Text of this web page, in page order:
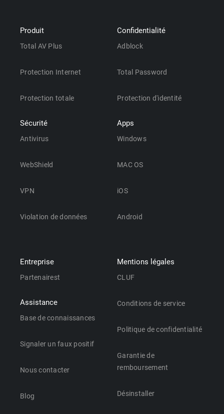
Produit
Total AV Plus
Protection Internet
Protection totale
Sécurité
Antivirus
WebShield
VPN
Violation de données
Confidentialité
Adblock
Total Password
Protection d'identité
Apps
Windows
MAC OS
iOS
Android
Entreprise
Partenairest
Assistance
Base de connaissances
Signaler un faux positif
Nous contacter
Blog
Mentions légales
CLUF
Conditions de service
Politique de confidentialité
Garantie de
remboursement
Désinstaller